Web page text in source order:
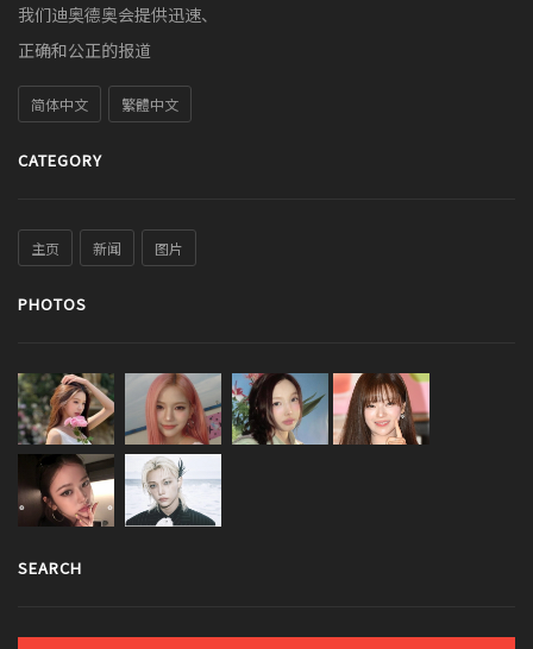
我们迪奥德奥会提供迅速、
正确和公正的报道
简体中文 繁體中文
CATEGORY
主页 新闻 图片
PHOTOS
SEARCH